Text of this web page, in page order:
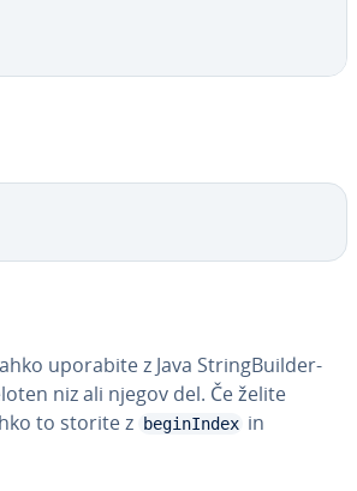
uporabite z Java Strin­gBu­il­der­
niz ali njegov del. Če želite
to storite z
beginIndex in